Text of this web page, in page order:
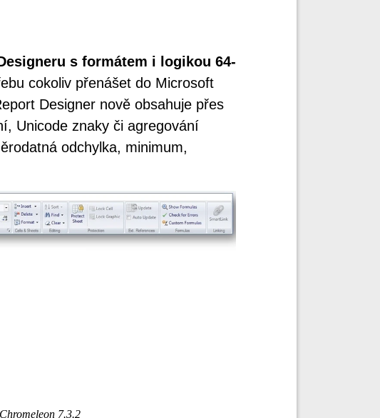
s formátem i logikou 64-
cokoliv přenášet do Microsoft
Designer nově obsahuje přes
Unicode znaky či agregování
odchylka, minimum,
7.3.2